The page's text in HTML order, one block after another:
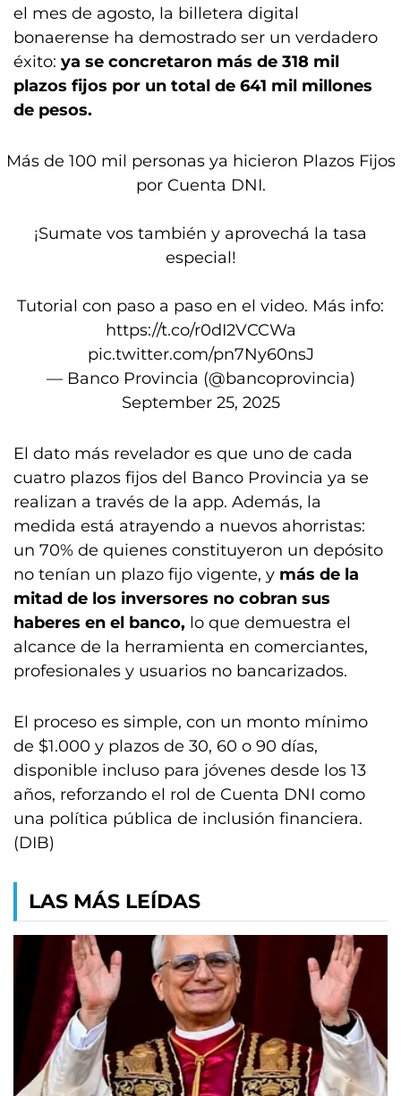
el mes de agosto, la billetera digital
bonaerense ha demostrado ser un verdadero
éxito: ya se concretaron más de 318 mil
plazos fijos por un total de 641 mil millones
de pesos.
Más de 100 mil personas ya hicieron Plazos Fijos
por Cuenta DNI.
¡Sumate vos también y aprovechá la tasa
especial!
Tutorial con paso a paso en el video. Más info:
https://t.co/r0dI2VCCWa
pic.twitter.com/pn7Ny60nsJ
— Banco Provincia (@bancoprovincia)
September 25, 2025
El dato más revelador es que uno de cada
cuatro plazos fijos del Banco Provincia ya se
realizan a través de la app. Además, la
medida está atrayendo a nuevos ahorristas:
un 70% de quienes constituyeron un depósito
no tenían un plazo fijo vigente, y más de la
mitad de los inversores no cobran sus
haberes en el banco, lo que demuestra el
alcance de la herramienta en comerciantes,
profesionales y usuarios no bancarizados.
El proceso es simple, con un monto mínimo
de $1.000 y plazos de 30, 60 o 90 días,
disponible incluso para jóvenes desde los 13
años, reforzando el rol de Cuenta DNI como
una política pública de inclusión financiera.
(DIB)
LAS MÁS LEÍDAS